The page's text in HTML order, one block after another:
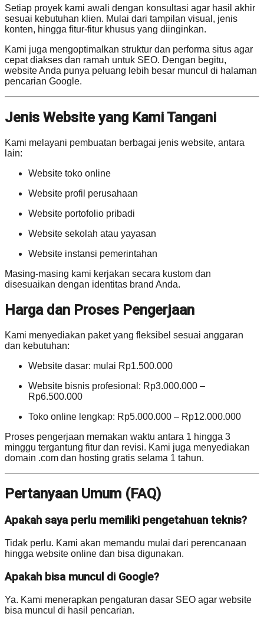
Setiap proyek kami awali dengan konsultasi agar hasil akhir
sesuai kebutuhan klien. Mulai dari tampilan visual, jenis
konten, hingga fitur-fitur khusus yang diinginkan.
Kami juga mengoptimalkan struktur dan performa situs agar
cepat diakses dan ramah untuk SEO. Dengan begitu,
website Anda punya peluang lebih besar muncul di halaman
pencarian Google.
Jenis Website yang Kami Tangani
Kami melayani pembuatan berbagai jenis website, antara
lain:
Website toko online
Website profil perusahaan
Website portofolio pribadi
Website sekolah atau yayasan
Website instansi pemerintahan
Masing-masing kami kerjakan secara kustom dan
disesuaikan dengan identitas brand Anda.
Harga dan Proses Pengerjaan
Kami menyediakan paket yang fleksibel sesuai anggaran
dan kebutuhan:
Website dasar: mulai Rp1.500.000
Website bisnis profesional: Rp3.000.000 –
Rp6.500.000
Toko online lengkap: Rp5.000.000 – Rp12.000.000
Proses pengerjaan memakan waktu antara 1 hingga 3
minggu tergantung fitur dan revisi. Kami juga menyediakan
domain .com dan hosting gratis selama 1 tahun.
Pertanyaan Umum (FAQ)
Apakah saya perlu memiliki pengetahuan teknis?
Tidak perlu. Kami akan memandu mulai dari perencanaan
hingga website online dan bisa digunakan.
Apakah bisa muncul di Google?
Ya. Kami menerapkan pengaturan dasar SEO agar website
bisa muncul di hasil pencarian.